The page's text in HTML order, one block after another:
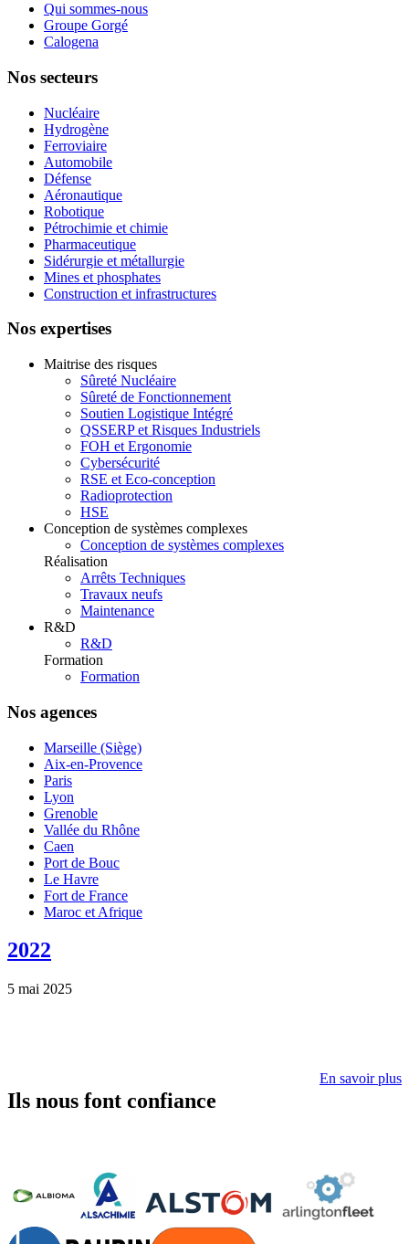
Qui sommes-nous
Groupe Gorgé
Calogena
Nos secteurs
Nucléaire
Hydrogène
Ferroviaire
Automobile
Défense
Aéronautique
Robotique
Pétrochimie et chimie
Pharmaceutique
Sidérurgie et métallurgie
Mines et phosphates
Construction et infrastructures
Nos expertises
Maitrise des risques
Sûreté Nucléaire
Sûreté de Fonctionnement
Soutien Logistique Intégré
QSSERP et Risques Industriels
FOH et Ergonomie
Cybersécurité
RSE et Eco-conception
Radioprotection
HSE
Conception de systèmes complexes
Conception de systèmes complexes
Réalisation
Arrêts Techniques
Travaux neufs
Maintenance
R&D
R&D
Formation
Formation
Nos agences
Marseille (Siège)
Aix-en-Provence
Paris
Lyon
Grenoble
Vallée du Rhône
Caen
Port de Bouc
Le Havre
Fort de France
Maroc et Afrique
2022
5 mai 2025
Ils nous font confiance
En savoir plus